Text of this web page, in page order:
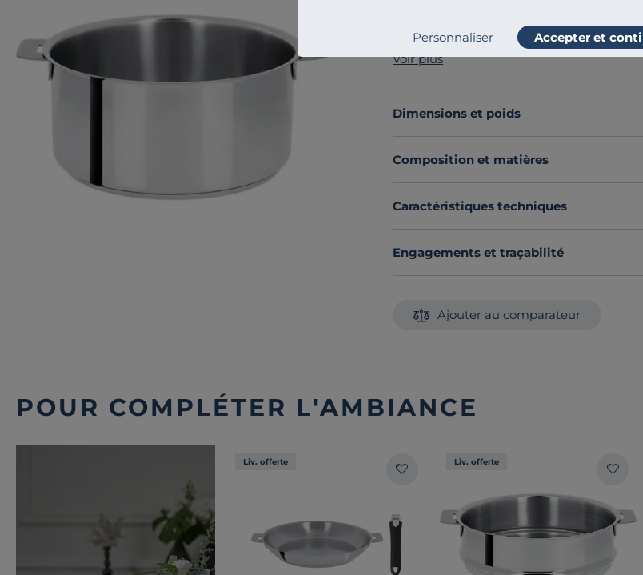
Personnaliser Accepter et
simple d'utilisation, la poignée se fixe et
pour prendre un minimum de
cuisine à la table. Le fond
permet de conserver la température de
- Acier inoxydable 18/10
- Finition brillante
Voir plus
Dimensions et poids
Composition et matières
Caractéristiques techniques
Engagements et traçabilité
Ajouter au comparateur
POUR COMPLÉTER L'AMBIANCE
Liv. offerte Liv. offerte